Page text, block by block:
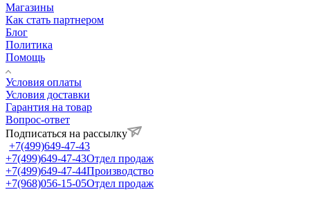
Магазины
Как стать партнером
Блог
Политика
Помощь
Условия оплаты
Условия доставки
Гарантия на товар
Вопрос-ответ
Подписаться на рассылку
+7(499)649-47-43
+7(499)649-47-43Отдел продаж
+7(499)649-47-44Производство
+7(968)056-15-05Отдел продаж